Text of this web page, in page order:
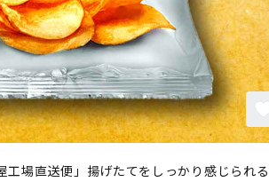
場直送便」揚げたてをしっかり感じられ